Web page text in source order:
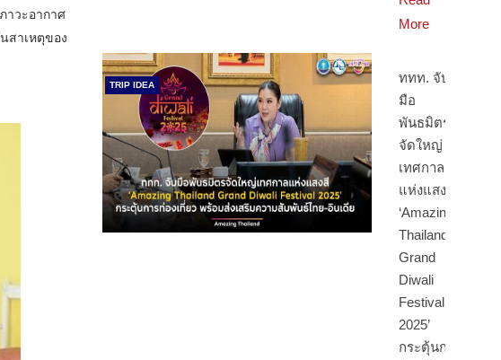
าวะอากาศ
สาเหตุของ
More
TRIP IDEA
ททท. จับ
มือ
พันธมิตร
จัดใหญ่
เทศกาล
แห่งแสงสี
‘Amazing
Thailand
Grand
Diwali
Festival
2025’
กระตุ้นการ